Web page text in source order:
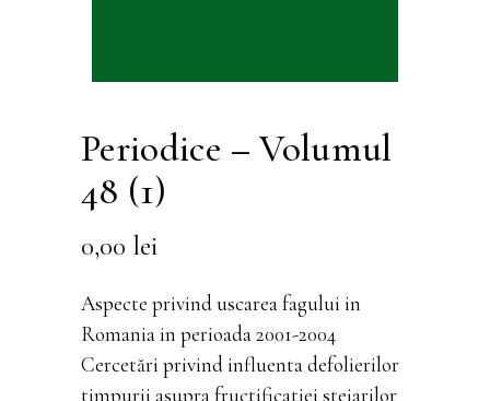
Periodice – Volumul
48 (1)
0,00 lei
Aspecte privind uscarea fagului in
Romania in perioada 2001-2004
Cercetări privind influenta defolierilor
timpurii asupra fructificatiei stejarilor